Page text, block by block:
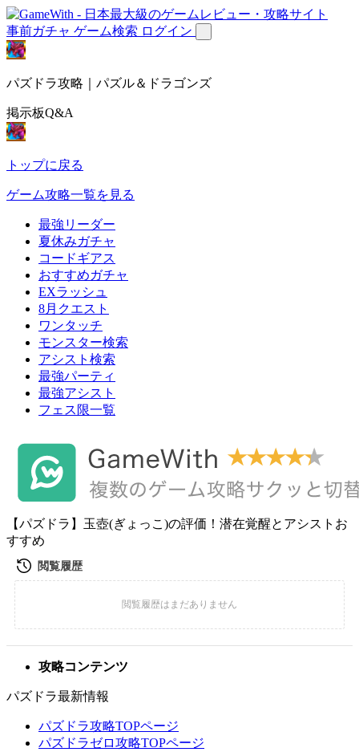
事前ガチャ ゲーム検索 ログイン
パズドラ攻略｜パズル＆ドラゴンズ
掲示板Q&A
トップに戻る
ゲーム攻略一覧を見る
最強リーダー
夏休みガチャ
コードギアス
おすすめガチャ
EXラッシュ
8月クエスト
ワンタッチ
モンスター検索
アシスト検索
最強パーティ
最強アシスト
フェス限一覧
【パズドラ】玉壺(ぎょっこ)の評価！潜在覚醒とアシストお
すすめ
攻略コンテンツ
パズドラ最新情報
パズドラ攻略TOPページ
パズドラゼロ攻略TOPページ